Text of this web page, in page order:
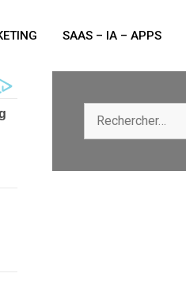
SAAS – IA – APPS